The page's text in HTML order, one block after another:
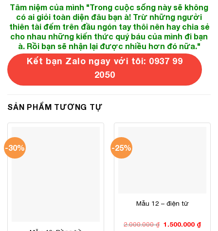
Tâm niệm của mình "Trong cuộc sống này sẽ không
có ai giỏi toàn diện đâu bạn à! Trừ những người
thiên tài đếm trên đầu ngón tay thôi nên hay chia sẻ
cho nhau những kiến thức quý báu của mình đi bạn
à. Rồi bạn sẽ nhận lại được nhiều hơn đó nữa."
Kết bạn Zalo ngay với tôi: 0937 99
2050
SẢN PHẨM TƯƠNG TỰ
-30% -25%
Mẫu 12 – điện tử
2.000.000₫ Giá
1.500.000 ₫Giá